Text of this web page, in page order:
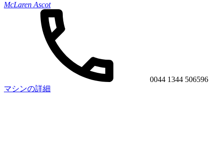
McLaren Ascot
0044 1344 506596
マシンの詳細